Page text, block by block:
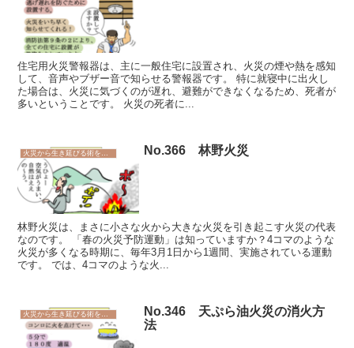
住宅用火災警報器は、主に一般住宅に設置され、火災の煙や熱を感知
して、音声やブザー音で知らせる警報器です。 特に就寝中に出火し
た場合は、火災に気づくのが遅れ、避難ができなくなるため、死者が
多いということです。 火災の死者に...
No.366 林野火災
林野火災は、まさに小さな火から大きな火災を引き起こす火災の代表
なのです。 「春の火災予防運動」は知っていますか？4コマのような
火災が多くなる時期に、毎年3月1日から1週間、実施されている運動
です。 では、4コマのような火...
火災から生き延びる術を学ぼう
No.346 天ぷら油火災の消火方
法